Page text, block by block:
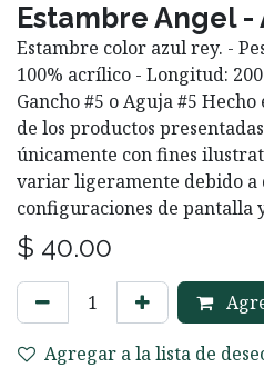
Estambre Angel -
Estambre color azul rey. -
100% acrílico - Longitud:
Gancho #5 o Aguja #5
de los productos
únicamente con fines
variar ligeramente debido a
configuraciones de pantalla
$ 40.00
Agregar a la lista de